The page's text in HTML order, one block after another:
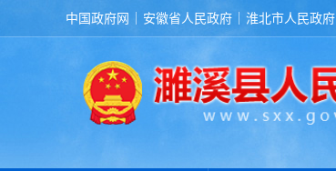
中国政府网 安徽省人民政府 淮北市人民政府